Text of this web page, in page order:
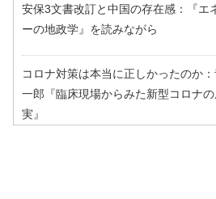
安保3文書改訂と中国の存在感：『エ
ーの地政学』を読みながら
コロナ対策は本当に正しかったのか
一郎『臨床現場からみた新型コロナの
実』